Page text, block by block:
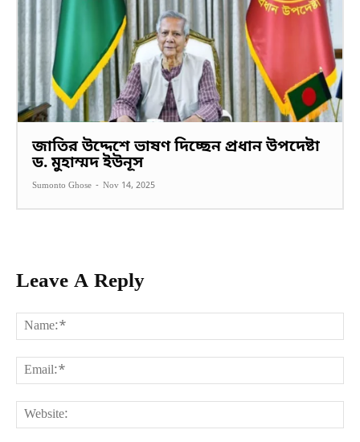
জাতির উদ্দেশে ভাষণ দিচ্ছেন প্রধান উপদেষ্টা
ড. মুহাম্মদ ইউনূস
Sumonto Ghose - Nov 14, 2025
Leave A Reply